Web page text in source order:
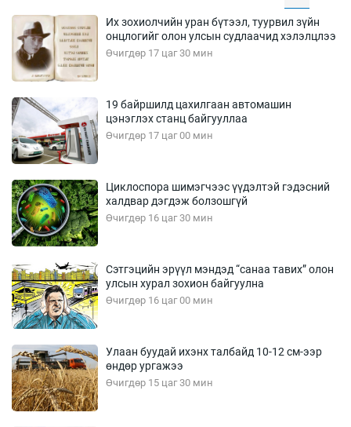
Их зохиолчийн уран бүтээл, туурвил зүйн
онцлогийг олон улсын судлаачид хэлэлцлээ
Өчигдөр 17 цаг 30 мин
19 байршилд цахилгаан автомашин
цэнэглэх станц байгууллаа
Өчигдөр 17 цаг 00 мин
Циклоспора шимэгчээс үүдэлтэй гэдэсний
халдвар дэгдэж болзошгүй
Өчигдөр 16 цаг 30 мин
Сэтгэцийн эрүүл мэндэд “санаа тавих” олон
улсын хурал зохион байгуулна
Өчигдөр 16 цаг 00 мин
Улаан буудай ихэнх талбайд 10-12 см-ээр
өндөр ургажээ
Өчигдөр 15 цаг 30 мин